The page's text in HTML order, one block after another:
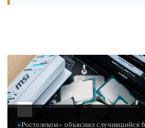
«Ростелеком» объяснил случившийся